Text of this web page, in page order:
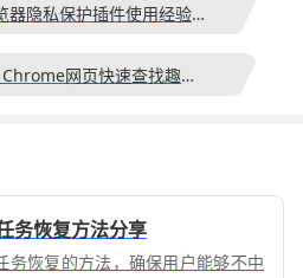
谷歌浏览器隐私保护插件使用经验分享
google Chrome网页快速查找趣味操作
务恢复方法分享
务恢复的方法，确保用户能够不中